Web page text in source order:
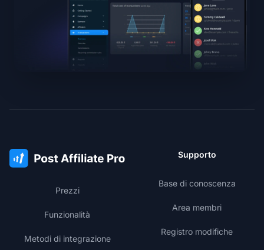
Prezzi
Funzionalità
Metodi di integrazione
Supporto
Base di conoscenza
Area membri
Registro modifiche